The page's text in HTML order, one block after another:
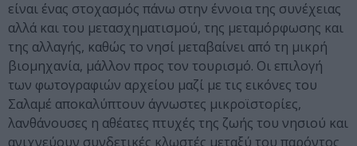
είναι ένας στοχασμός πάνω στην έννοια της συνέχειας
αλλά και του μετασχηματισμού, της μεταμόρφωσης και
της αλλαγής, καθώς το νησί μεταβαίνει από τη μικρή
βιομηχανία, μάλλον προς τον τουρισμό. Οι επιλογή
των φωτογραφιών αρχείου μαζί με τις εικόνες του
Σαλαμέ αποκαλύπτουν άγνωστες μικροϊστορίες,
λανθάνουσες η αθέατες πτυχές της ζωής του νησιού και
ανιχνεύουν συνδετικές κλωστές μεταξύ του παρόντος